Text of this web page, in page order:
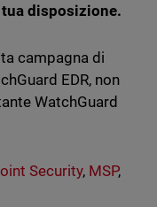
disposizione.
campagna di
EDR, non
WatchGuard
Security, MSP,